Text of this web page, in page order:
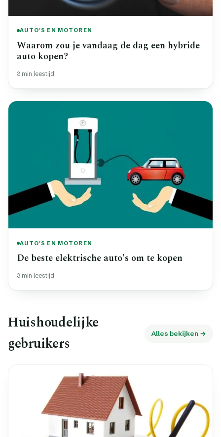
AUTO'S EN MOTOREN
Waarom zou je vandaag de dag een hybride
auto kopen?
3 min leestijd
AUTO'S EN MOTOREN
De beste elektrische auto's om te kopen
3 min leestijd
Huishoudelijke
gebruikers
Alles bekijken →